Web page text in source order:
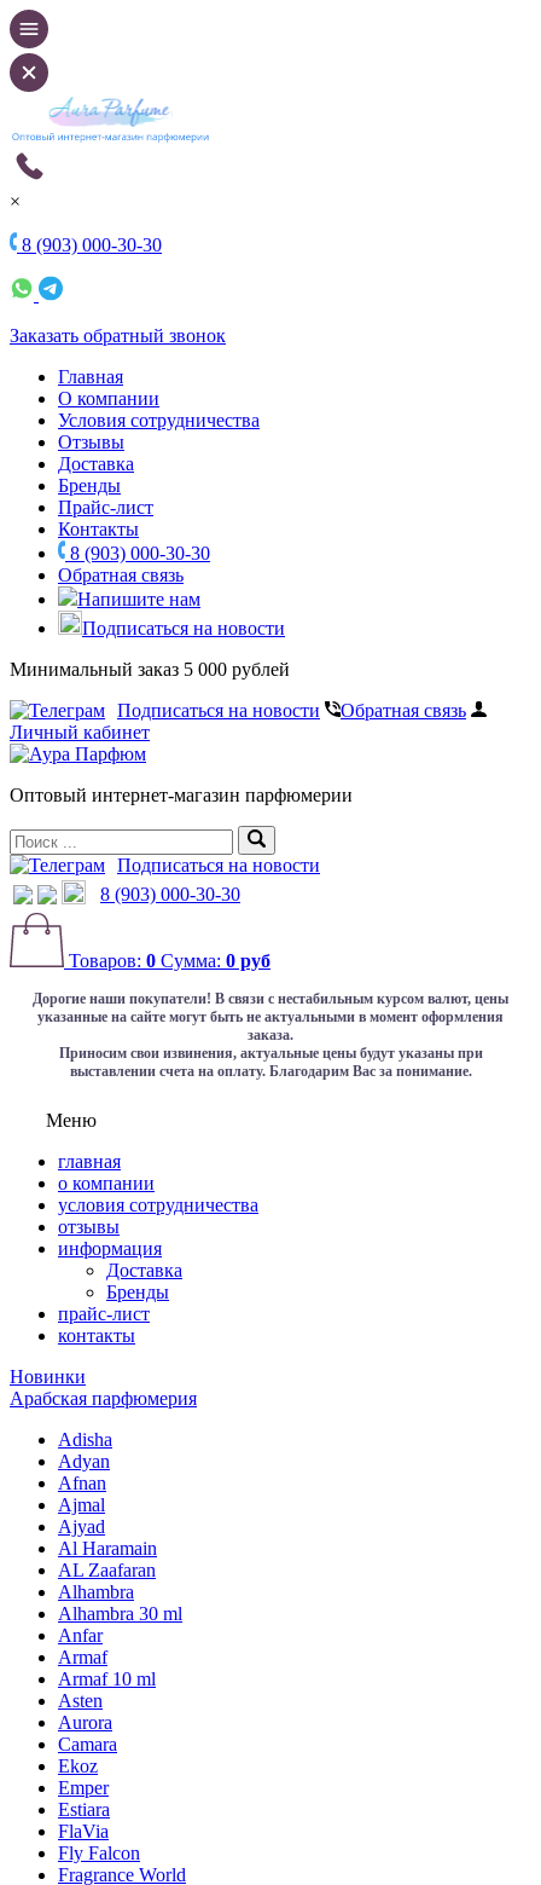
×
8 (903) 000-30-30
Заказать обратный звонок
Главная
О компании
Условия сотрудничества
Отзывы
Доставка
Бренды
Прайс-лист
Контакты
8 (903) 000-30-30
Обратная связь
Напишите нам
Подписаться на новости
Минимальный заказ 5 000 рублей
Подписаться на новости
Обратная связь
Личный кабинет
Оптовый интернет-магазин парфюмерии
Подписаться на новости
8 (903) 000-30-30
Товаров: 0 Сумма: 0 руб
Дорогие наши покупатели! В связи с нестабильным курсом валют, цены
указанные на сайте могут быть не актуальными в момент оформления
заказа.
Приносим свои извинения, актуальные цены будут указаны при
выставлении счета на оплату. Благодарим Вас за понимание.
Меню
главная
о компании
условия сотрудничества
отзывы
информация
Доставка
Бренды
прайс-лист
контакты
Новинки
Арабская парфюмерия
Adisha
Adyan
Afnan
Ajmal
Ajyad
Al Haramain
AL Zaafaran
Alhambra
Alhambra 30 ml
Anfar
Armaf
Armaf 10 ml
Asten
Aurora
Camara
Ekoz
Emper
Estiara
FlaVia
Fly Falcon
Fragrance World